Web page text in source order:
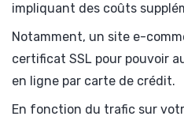
impliquant des coûts
Notamment, un site e-
certificat SSL pour pouvoir
en ligne par carte de crédit.
En fonction du trafic sur